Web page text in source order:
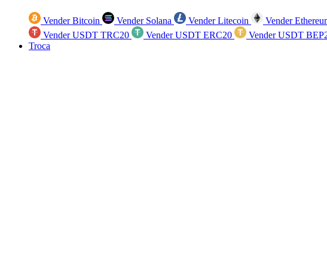
Vender Bitcoin Vender Solana Vender Litecoin Vender
Vender USDT TRC20
Vender USDT ERC20 Vender USDT
Troca